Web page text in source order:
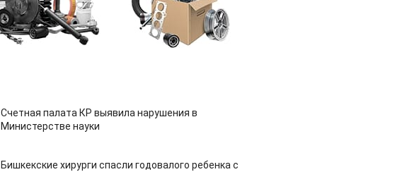
Счетная палата КР выявила нарушения в
Министерстве науки
Бишкекские хирурги спасли годовалого ребенка с